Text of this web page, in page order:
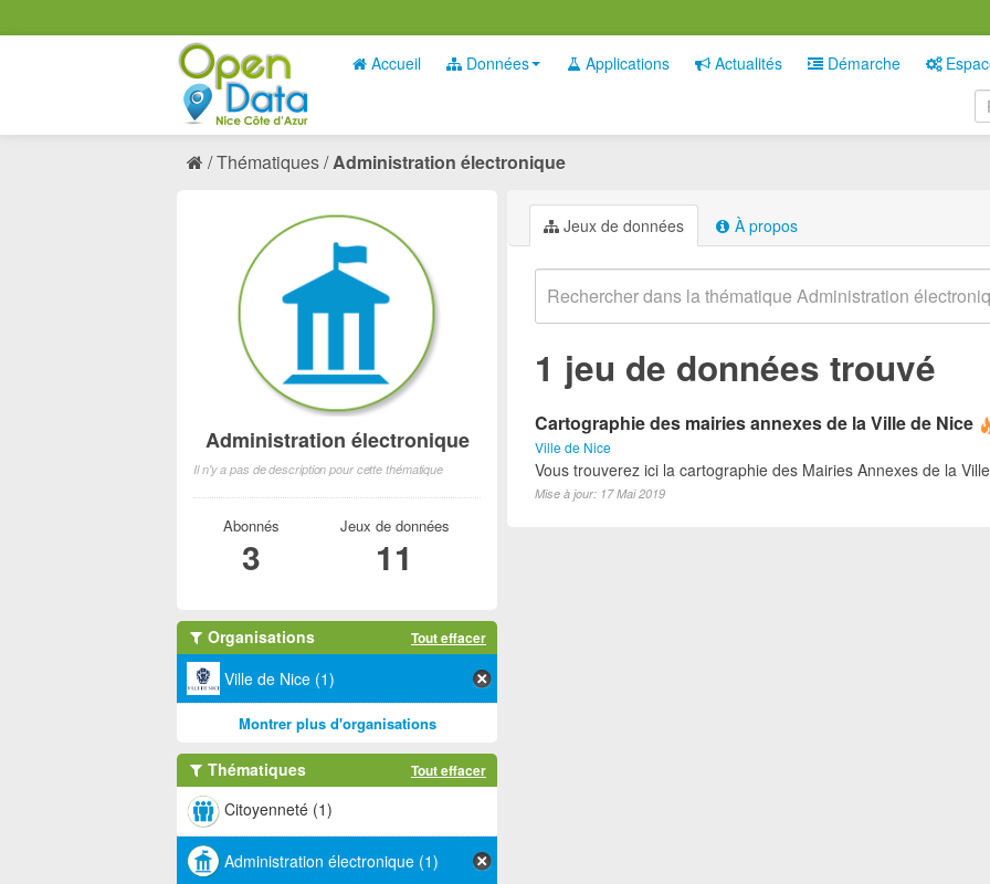
Accueil Données Applications Actualités Démarche
Thématiques Administration électronique
Jeux de données À propos
1 jeu de données trouvé
Cartographie des mairies annexes de la Ville de Nice
Ville de Nice
Vous trouverez ici la cartographie des Mairies Annexes de la
Mise à jour: 17 Mai 2019
Administration électronique
Il n'y a pas de description pour cette thématique
Abonnés
3
Jeux de données
11
Organisations Tout effacer
Ville de Nice (1)
Montrer plus d'organisations
Thématiques Tout effacer
Citoyenneté (1)
Administration électronique (1)